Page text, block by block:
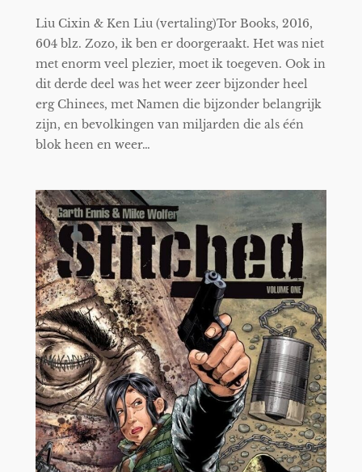
Liu Cixin & Ken Liu (vertaling)Tor Books, 2016,
604 blz. Zozo, ik ben er doorgeraakt. Het was niet
met enorm veel plezier, moet ik toegeven. Ook in
dit derde deel was het weer zeer bijzonder heel
erg Chinees, met Namen die bijzonder belangrijk
zijn, en bevolkingen van miljarden die als één
blok heen en weer…